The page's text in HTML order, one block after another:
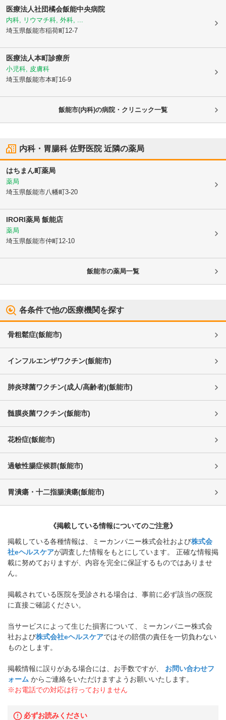
医療法人社団橘会飯能中央病院
内科, リウマチ科, 外科, ...
埼玉県飯能市稲荷町12-7
医療法人本町診療所
小児科, 皮膚科
埼玉県飯能市本町16-9
飯能市(内科)の病院・クリニック一覧
内科・胃腸科 佐野医院近隣の薬局
はちまん町薬局
薬局
埼玉県飯能市八幡町3-20
IRORI薬局 飯能店
薬局
埼玉県飯能市仲町12-10
飯能市の薬局一覧
各条件で他の医療機関を探す
骨粗鬆症(飯能市)
インフルエンザワクチン(飯能市)
肺炎球菌ワクチン(成人/高齢者)(飯能市)
髄膜炎菌ワクチン(飯能市)
花粉症(飯能市)
過敏性腸症候群(飯能市)
胃潰瘍・十二指腸潰瘍(飯能市)
《掲載している情報についてのご注意》
掲載している各種情報は、ミーカンパニー株式会社および株式会
社eヘルスケアが調査した情報をもとにしています。 正確な情報掲
載に努めておりますが、内容を完全に保証するものではありませ
ん。
掲載されている医院を受診される場合は、事前に必ず該当の医院
に直接ご確認ください。
当サービスによって生じた損害について、ミーカンパニー株式会
社および株式会社eヘルスケアではその賠償の責任を一切負わない
ものとします。
掲載情報に誤りがある場合には、お手数ですが、
お問い合わせフ
ォーム からご連絡をいただけますようお願いいたします。
※お電話での対応は行っておりません
必ずお読みください